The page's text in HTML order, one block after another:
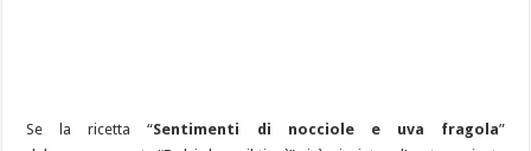
Se la ricetta “Sentimenti di nocciole e uva fragola”